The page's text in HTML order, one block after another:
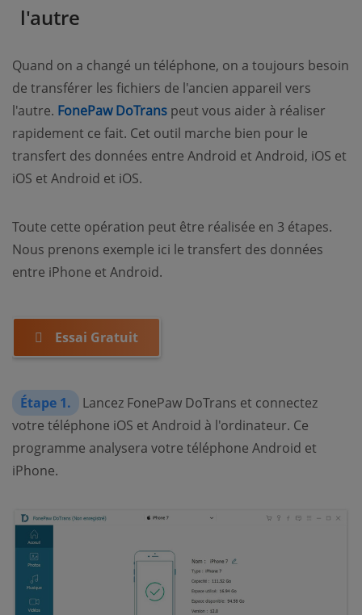
l'autre
Quand on a changé un téléphone, on a toujours besoin
de transférer les fichiers de l'ancien appareil vers
l'autre. FonePaw DoTrans peut vous aider à réaliser
rapidement ce fait. Cet outil marche bien pour le
transfert des données entre Android et Android, iOS et
iOS et Android et iOS.
Toute cette opération peut être réalisée en 3 étapes.
Nous prenons exemple ici le transfert des données
entre iPhone et Android.
Essai Gratuit
Étape 1.
Lancez FonePaw DoTrans et connectez
votre téléphone iOS et Android à l'ordinateur. Ce
programme analysera votre téléphone Android et
iPhone.